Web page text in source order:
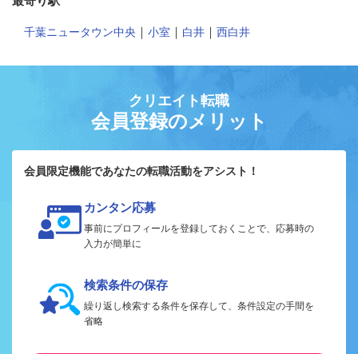
千葉ニュータウン中央 ｜ 小室 ｜ 白井 ｜ 西白井
クリエイト転職
会員登録のメリット
会員限定機能であなたの転職活動をアシスト！
カンタン応募
事前にプロフィールを登録しておくことで、応募時の
入力が簡単に
検索条件の保存
繰り返し検索する条件を保存して、条件設定の手間を
省略